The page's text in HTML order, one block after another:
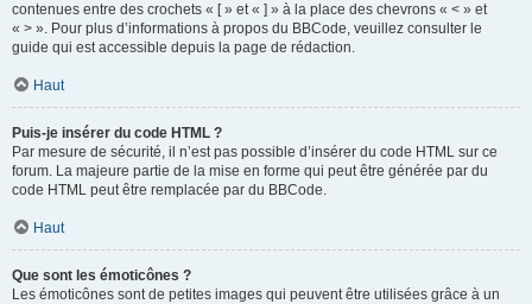
contenues entre des crochets « [ » et « ] » à la place des chevrons « < » et
« > ». Pour plus d’informations à propos du BBCode, veuillez consulter le
guide qui est accessible depuis la page de rédaction.
Haut
Puis-je insérer du code HTML ?
Par mesure de sécurité, il n’est pas possible d’insérer du code HTML sur ce
forum. La majeure partie de la mise en forme qui peut être générée par du
code HTML peut être remplacée par du BBCode.
Haut
Que sont les émoticônes ?
Les émoticônes sont de petites images qui peuvent être utilisées grâce à un